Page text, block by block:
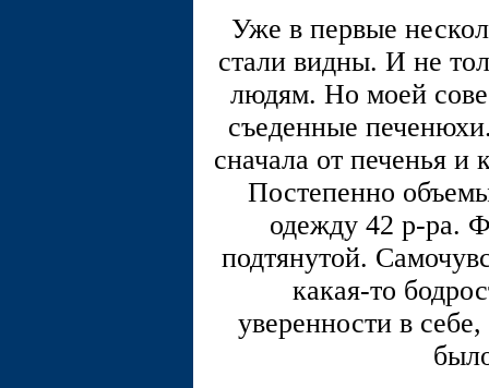
Уже в первые
стали видны. И не
людям. Но моей
съеденные
сначала от печенья и
Постепенно
одежду 42 р-ра.
подтянутой.
какая-то
уверенности в